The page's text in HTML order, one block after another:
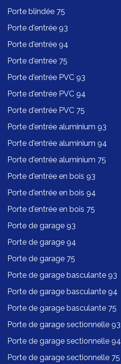
Porte blindée 75
Porte d'entrée 93
Porte d'entrée 94
Porte d'entrée 75
Porte d'entrée PVC 93
Porte d'entrée PVC 94
Porte d'entrée PVC 75
Porte d'entrée aluminium 93
Porte d'entrée aluminium 94
Porte d'entrée aluminium 75
Porte d'entrée en bois 93
Porte d'entrée en bois 94
Porte d'entrée en bois 75
Porte de garage 93
Porte de garage 94
Porte de garage 75
Porte de garage basculante 93
Porte de garage basculante 94
Porte de garage basculante 75
Porte de garage sectionnelle 93
Porte de garage sectionnelle 94
Porte de garage sectionnelle 75